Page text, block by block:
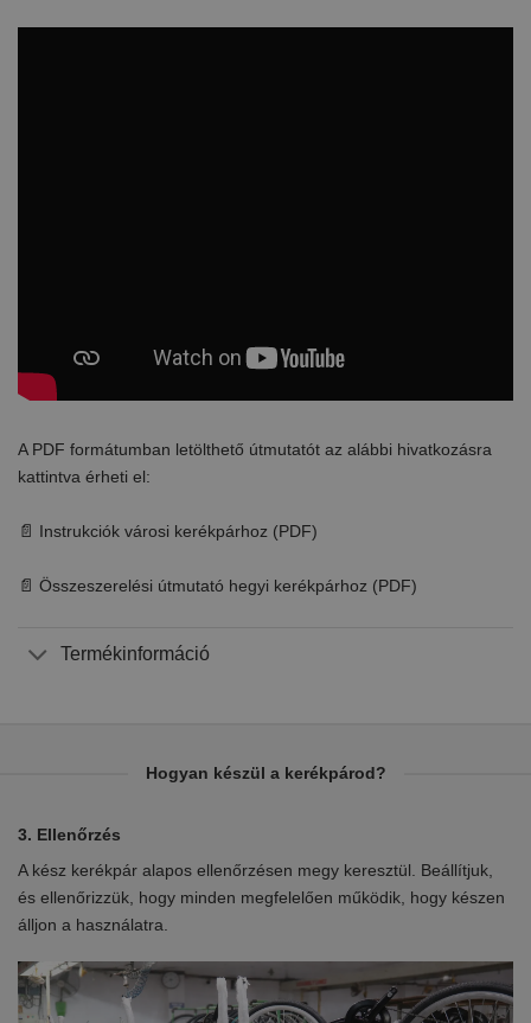
A PDF formátumban letölthető útmutatót az alábbi hivatkozásra
kattintva érheti el:
📄 Instrukciók városi kerékpárhoz (PDF)
📄 Összeszerelési útmutató hegyi kerékpárhoz (PDF)
Termékinformáció
Hogyan készül a kerékpárod?
1. Tervezés
Az elején megtervezzük a kerékpárt – kiválasztjuk a váz formáját
és az összes alkatrészt úgy, hogy kényelmes, biztonságos és
tartós legyen.